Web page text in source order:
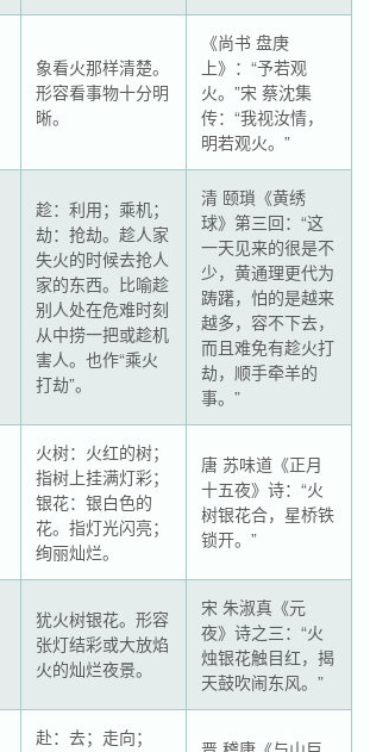
象看火那样清楚。
形容看事物十分明
晰。
《尚书 盘庚
上》：“予若观
火。”宋 蔡沈集
传：“我视汝情，
明若观火。”
趁：利用；乘机；
劫：抢劫。趁人家
失火的时候去抢人
家的东西。比喻趁
别人处在危难时刻
从中捞一把或趁机
害人。也作“乘火
打劫”。
清 颐瑣《黄绣
球》第三回：“这
一天见来的很是不
少，黄通理更代为
踌躇，怕的是越来
越多，容不下去，
而且难免有趁火打
劫，顺手牵羊的
事。”
火树：火红的树；
指树上挂满灯彩；
银花：银白色的
花。指灯光闪亮；
绚丽灿烂。
唐 苏味道《正月
十五夜》诗：“火
树银花合，星桥铁
锁开。”
犹火树银花。形容
张灯结彩或大放焰
火的灿烂夜景。
宋 朱淑真《元
夜》诗之三：“火
烛银花触目红，揭
天鼓吹闹东风。”
赴：去；走向；